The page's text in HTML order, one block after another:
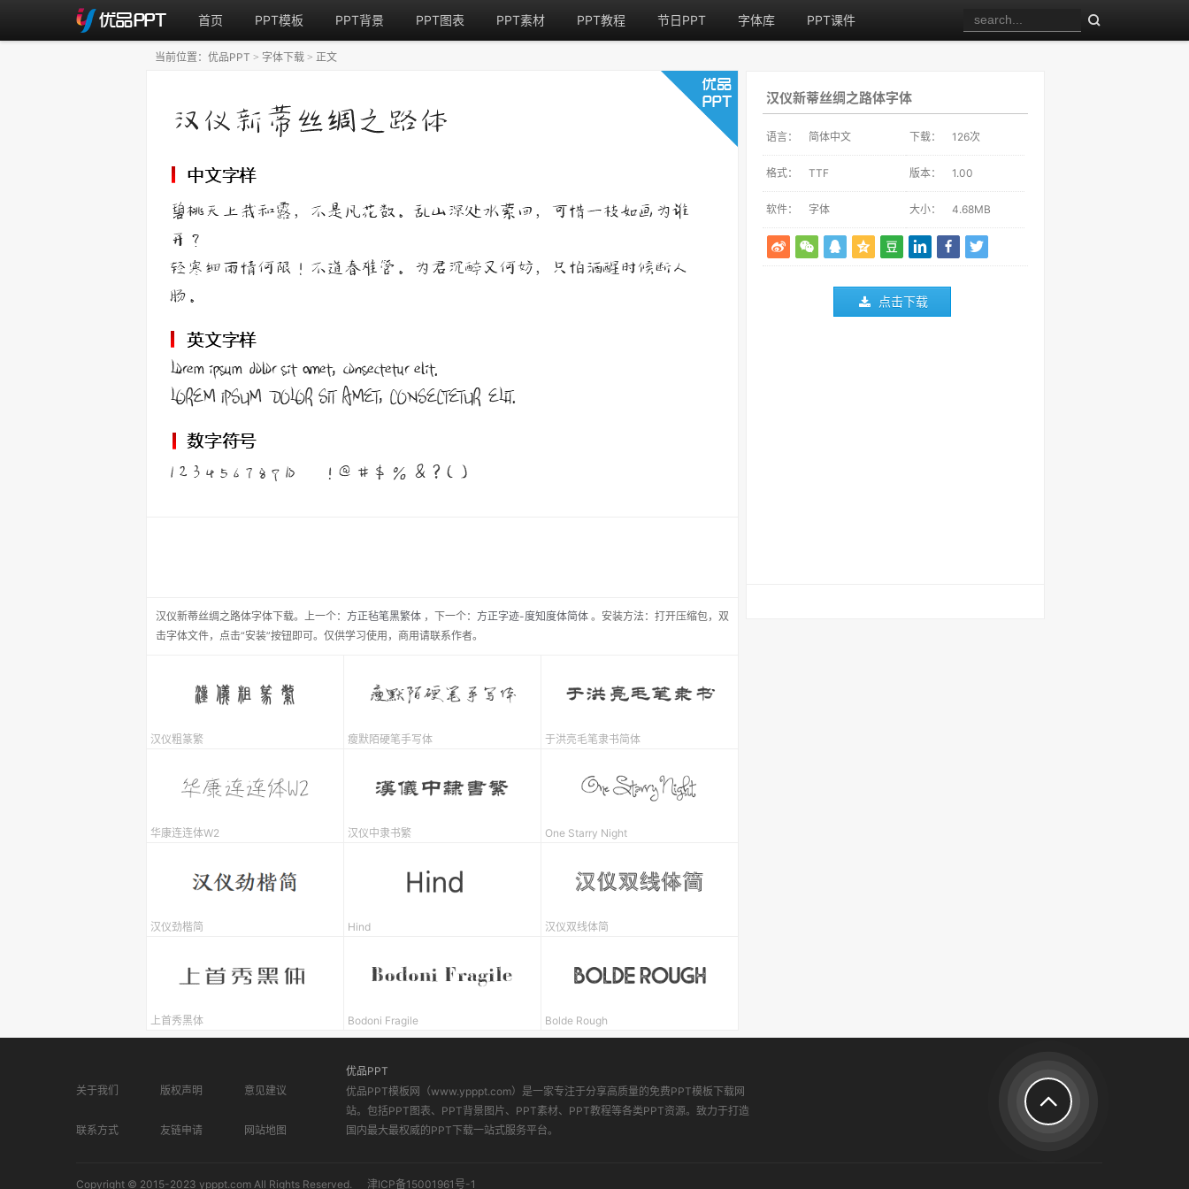
首页 PPT模板 PPT背景 PPT图表 PPT素材 PPT教程 节日PPT 字体库 PPT课件
汉仪新蒂丝绸之路体字体
语言： 简体中文 下载： 126次
格式： TTF 版本： 1.00
软件： 字体 大小： 4.68MB
点击下载
汉仪新蒂丝绸之路体字体下载。 上一个： 方正毡笔黑繁体 ， 下一个： 方正字迹-度知度体简体 。安装方法：打开压缩包，双
击字体文件，点击“安装”按钮即可。仅供学习使用，商用请联系作者。
当前位置： 优品PPT > 字体下载 > 正文
汉仪粗篆繁 瘦默陌硬笔手写体 于洪亮毛笔隶书简体
华康连连体W2 汉仪中隶书繁 One Starry Night
汉仪劲楷简 Hind 汉仪双线体简
上首秀黑体 Bodoni Fragile Bolde Rough
关于我们 版权声明 意见建议
联系方式 友链申请 网站地图
优品PPT
优品PPT模板网（www.ypppt.com）是一家专注于分享高质量的免费PPT模板下载网
站。包括PPT图表、PPT背景图片、PPT素材、PPT教程等各类PPT资源。致力于打造
国内最大最权威的PPT下载一站式服务平台。
Copyright © 2015-2023 ypppt.com All Rights Reserved. 津ICP备15001961号-1